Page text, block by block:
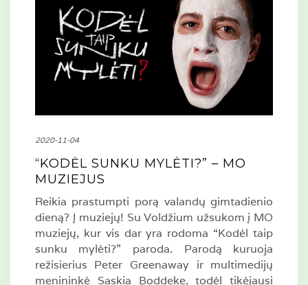
2020-11-04
“KODĖL SUNKU MYLĖTI?” – MO
MUZIEJUS
Reikia prastumpti porą valandų gimtadienio
dieną? Į muziejų! Su Voldžium užsukom į MO
muziejų, kur vis dar yra rodoma “Kodėl taip
sunku mylėti?” paroda. Parodą kuruoja
režisierius Peter Greenaway ir multimedijų
menininkė Saskia Boddeke, todėl tikėjausi